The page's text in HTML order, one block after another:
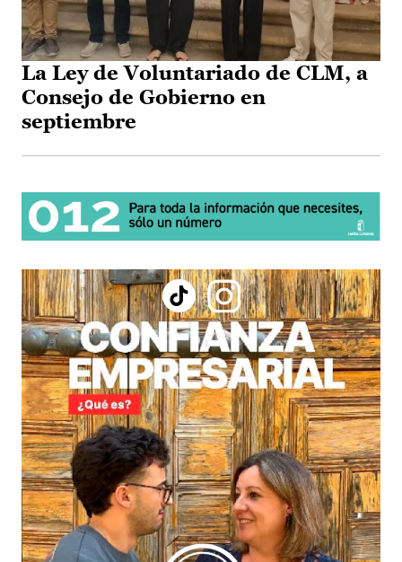
La Ley de Voluntariado de CLM, a
Consejo de Gobierno en
septiembre